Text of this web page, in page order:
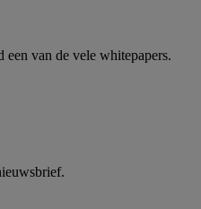
van de vele whitepapers.